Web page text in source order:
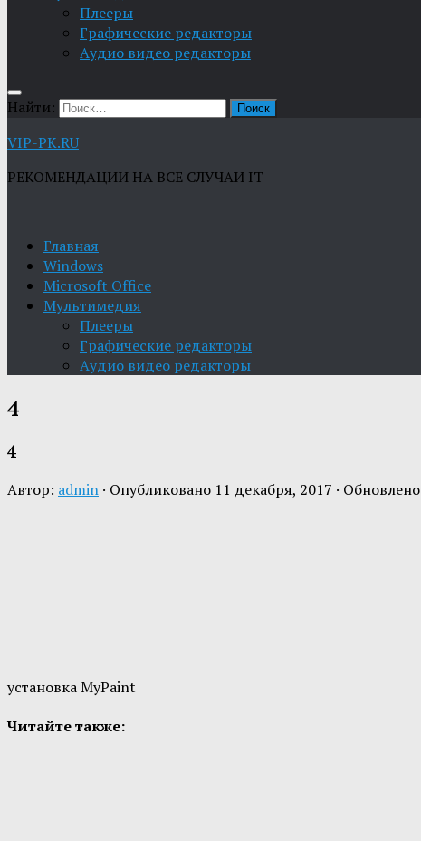
Плееры
Графические редакторы
Aудио видео редакторы
Найти:
VIP-PK.RU
РЕКОМЕНДАЦИИ НА ВСЕ СЛУЧАИ IT
Главная
Windows
Microsoft Office
Мультимедия
Плееры
Графические редакторы
Aудио видео редакторы
4
4
Автор: admin · Опубликовано 11 декабря, 2017 · Обновлено
установка MyPaint
Читайте также: